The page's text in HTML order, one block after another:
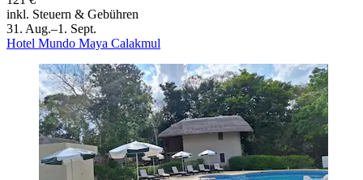
inkl. Steuern & Gebühren
31. Aug.–1. Sept.
Hotel Mundo Maya Calakmul